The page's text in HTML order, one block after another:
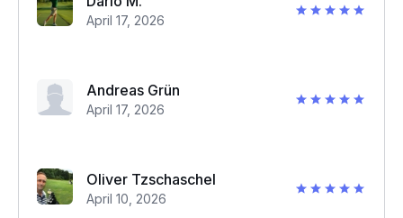
April 17, 2026
Andreas Grün
April 17, 2026
Oliver Tzschaschel
April 10, 2026